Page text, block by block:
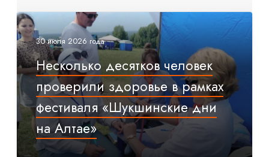
30 июля 2026 года
Несколько десятков человек
проверили здоровье в рамках
фестиваля «Шукшинские дни
на Алтае»